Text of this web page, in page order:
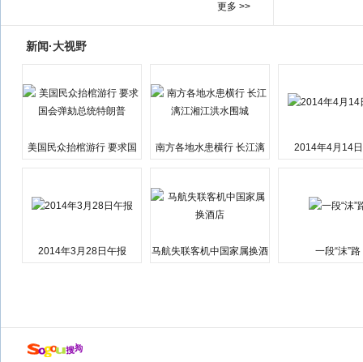
更多 >>
新闻·大视野
美国民众抬棺游行 要求国
南方各地水患横行 长江漓
2014年4月14
2014年3月28日午报
马航失联客机中国家属换酒
一段“沫”路